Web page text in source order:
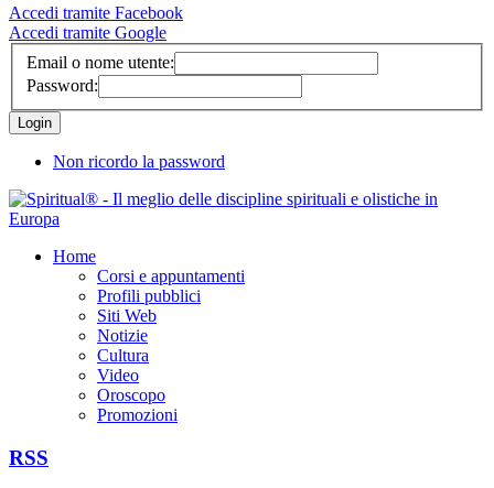
Accedi tramite Facebook
Accedi tramite Google
Email o nome utente:
Password:
Non ricordo la password
Home
Corsi e appuntamenti
Profili pubblici
Siti Web
Notizie
Cultura
Video
Oroscopo
Promozioni
RSS